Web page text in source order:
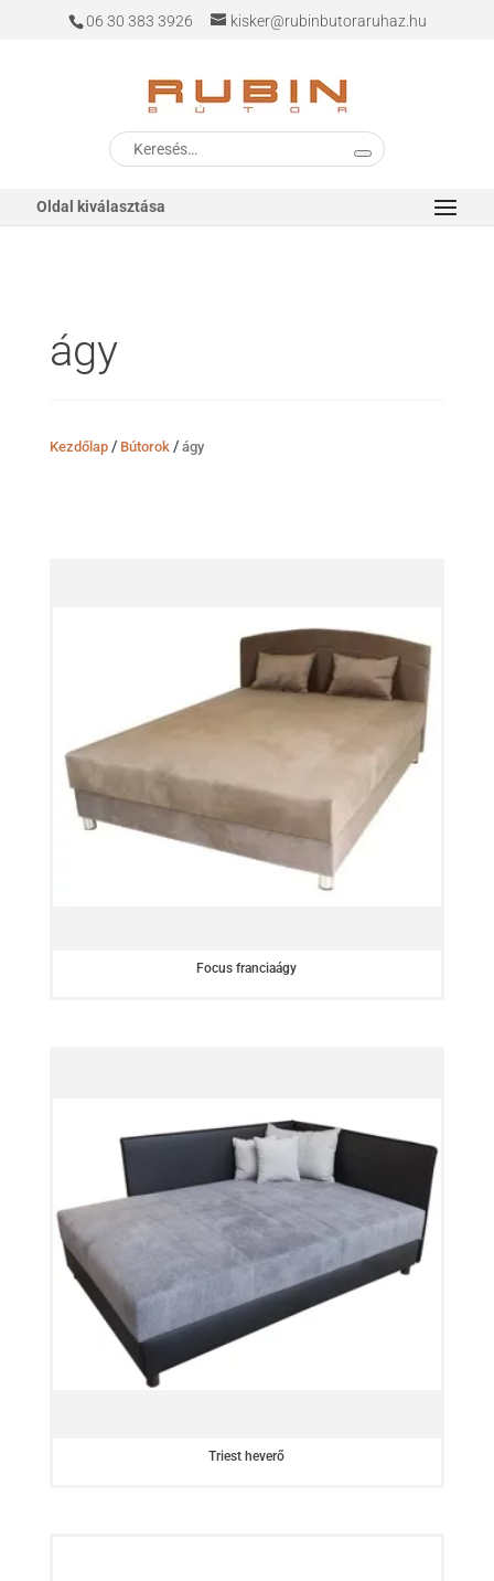
06 30 383 3926 kisker@rubinbutoraruhaz.hu
Keresés
a
Oldal kiválasztása
ágy
Kezdőlap/ Bútorok/ ágy
Focus franciaágy
Triest heverő